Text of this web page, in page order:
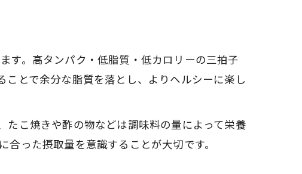
を
す。高タンパク・低脂質・低カロリーの三拍子
とで余分な脂質を落とし、よりヘルシーに楽し
こ焼きや酢の物などは調味料の量によって栄養
った摂取量を意識することが大切です。